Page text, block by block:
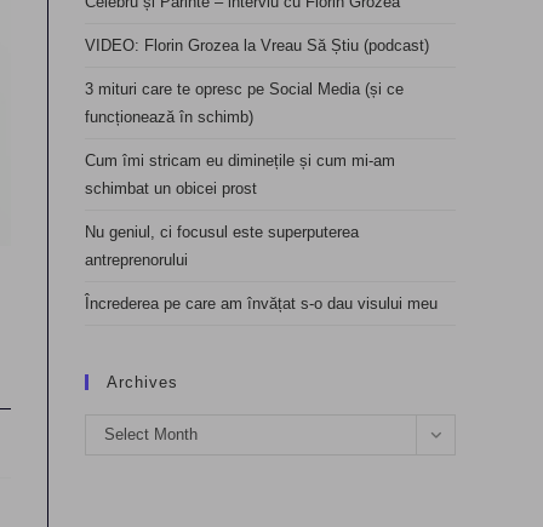
VIDEO: Florin Grozea la Vreau Să Știu (podcast)
3 mituri care te opresc pe Social Media (și ce
funcționează în schimb)
Cum îmi stricam eu diminețile și cum mi-am
schimbat un obicei prost
Nu geniul, ci focusul este superputerea
antreprenorului
Încrederea pe care am învățat s-o dau visului meu
Archives
Archives
Select Month